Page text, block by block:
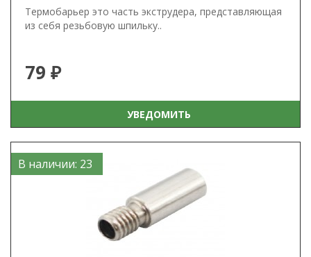
Термобарьер это часть экструдера, представляющая
из себя резьбовую шпильку..
79 ₽
УВЕДОМИТЬ
В наличии: 23